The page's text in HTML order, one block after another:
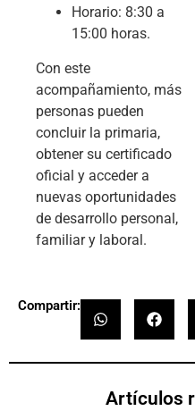
Horario: 8:30 a
15:00 horas.
Con este
acompañamiento, más
personas pueden
concluir la primaria,
obtener su certificado
oficial y acceder a
nuevas oportunidades
de desarrollo personal,
familiar y laboral.
Compartir:
Artículos